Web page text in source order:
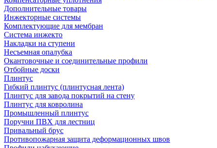
Дополнительные товары
Инжекторные системы
Комплектующие для мембран
Система инжекто
Накладки на ступени
Несъемная опалубка
Окантовочные и соединительные профили
Отбойные доски
Плинтус
Гибкий плинтус (плинтусная лента)
Плинтус для завода покрытий на стену
Плинтус для ковролина
Промышленный плинтус
Поручни ПВХ для лестниц
Привальный брус
Противопожарная защита деформационных швов